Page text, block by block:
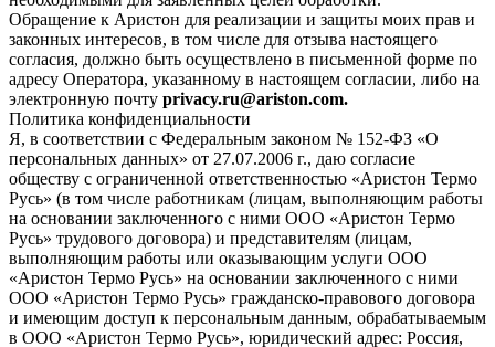
Обращение к Аристон для реализации и защиты моих прав и
законных интересов, в том числе для отзыва настоящего
согласия, должно быть осуществлено в письменной форме по
адресу Оператора, указанному в настоящем согласии, либо на
электронную почту privacy.ru@ariston.com.
Политика конфиденциальности
Я, в соответствии с Федеральным законом № 152-ФЗ «О
персональных данных» от 27.07.2006 г., даю согласие
обществу с ограниченной ответственностью «Аристон Термо
Русь» (в том числе работникам (лицам, выполняющим работы
на основании заключенного с ними ООО «Аристон Термо
Русь» трудового договора) и представителям (лицам,
выполняющим работы или оказывающим услуги ООО
«Аристон Термо Русь» на основании заключенного с ними
ООО «Аристон Термо Русь» гражданско-правового договора
и имеющим доступ к персональным данным, обрабатываемым
в ООО «Аристон Термо Русь», юридический адрес: Россия,